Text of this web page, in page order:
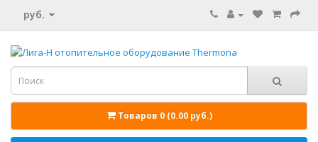
руб.
Товаров 0 (0.00 руб.)